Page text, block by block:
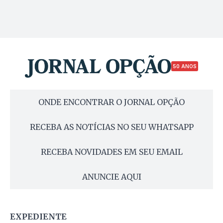
50 ANOS
ONDE ENCONTRAR O JORNAL OPÇÃO
RECEBA AS NOTÍCIAS NO SEU WHATSAPP
RECEBA NOVIDADES EM SEU EMAIL
ANUNCIE AQUI
EXPEDIENTE